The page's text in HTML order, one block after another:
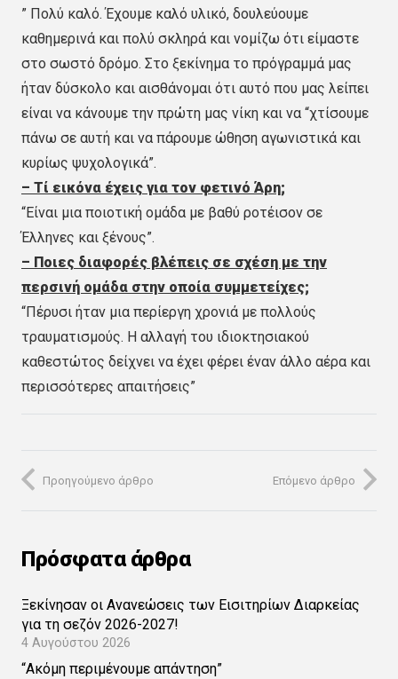
” Πολύ καλό. Έχουμε καλό υλικό, δουλεύουμε
καθημερινά και πολύ σκληρά και νομίζω ότι είμαστε
στο σωστό δρόμο. Στο ξεκίνημα το πρόγραμμά μας
ήταν δύσκολο και αισθάνομαι ότι αυτό που μας λείπει
είναι να κάνουμε την πρώτη μας νίκη και να “χτίσουμε
πάνω σε αυτή και να πάρουμε ώθηση αγωνιστικά και
κυρίως ψυχολογικά”.
– Τί εικόνα έχεις για τον φετινό Άρη;
“Είναι μια ποιοτική ομάδα με βαθύ ροτέισον σε
Έλληνες και ξένους”.
– Ποιες διαφορές βλέπεις σε σχέση με την
περσινή ομάδα στην οποία συμμετείχες;
“Πέρυσι ήταν μια περίεργη χρονιά με πολλούς
τραυματισμούς. Η αλλαγή του ιδιοκτησιακού
καθεστώτος δείχνει να έχει φέρει έναν άλλο αέρα και
περισσότερες απαιτήσεις”
Προηγούμενο άρθρο Επόμενο άρθρο
Πρόσφατα άρθρα
Ξεκίνησαν οι Ανανεώσεις των Εισιτηρίων Διαρκείας
για τη σεζόν 2026-2027!
4 Αυγούστου 2026
“Ακόμη περιμένουμε απάντηση”